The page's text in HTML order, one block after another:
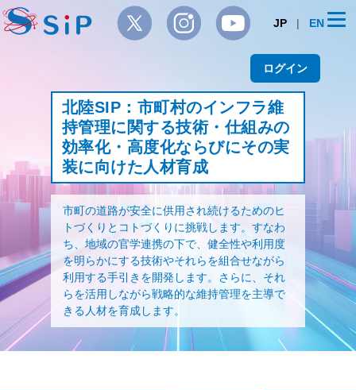
JP | EN
ログイン
北陸SIP：市町村のインフラ維
持管理に関する技術・仕組みの
効率化・高度化ならびにその実
装に向けた人材育成
市町の道路が安全に供用され続けるためのヒ
トづくりとコトづくりに挑戦します。すなわ
ち、地域の官学連携の下で、健全性や利用度
を明らかにする技術やそれらを組合せながら
利用する手引きを開発します。さらに、それ
らを活用しながら戦略的な維持管理を主導で
きる人材を育成します。